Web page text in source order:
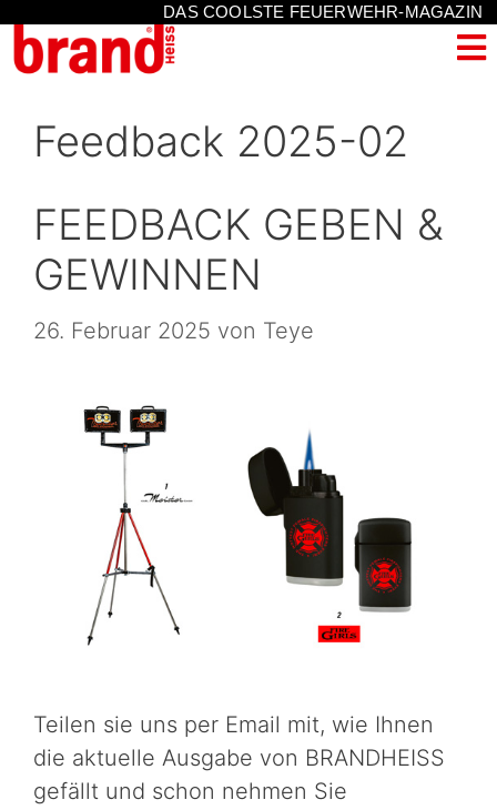
DAS COOLSTE FEUERWEHR-MAGAZIN
Feedback 2025-02
FEEDBACK GEBEN &
GEWINNEN
26. Februar 2025 von Teye
Teilen sie uns per Email mit, wie Ihnen
die aktuelle Ausgabe von BRANDHEISS
gefällt und schon nehmen Sie